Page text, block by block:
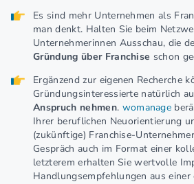
Es sind mehr Unternehmen als
man denkt. Halten Sie beim
Unternehmerinnen Ausschau, die
Gründung über Franchise schon
Ergänzend zur eigenen Recherche
Gründungsinteressierte natürlich
Anspruch nehmen. womanage
Ihrer beruflichen Neuorientierung
(zukünftige) Franchise-
Gespräch auch im Format einer
letzterem erhalten Sie wertvolle
Handlungsempfehlungen aus einer